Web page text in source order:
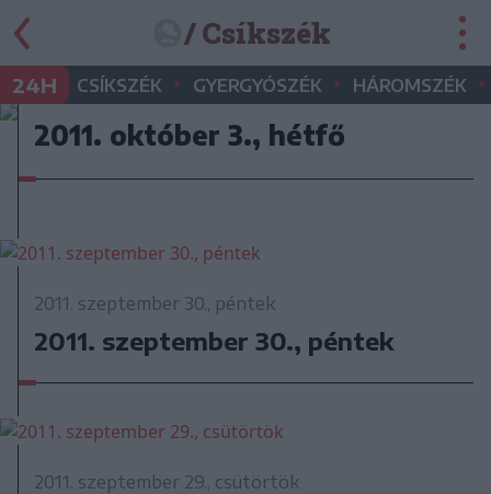
/ Csíkszék
24H CSÍKSZÉK • GYERGYÓSZÉK • HÁROMSZÉK •
2011. október 3., hétfő
2011. szeptember 30., péntek
2011. szeptember 30., péntek
2011. szeptember 29., csütörtök